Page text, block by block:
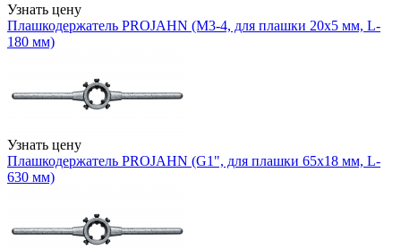
Узнать цену
Плашкодержатель PROJAHN (М3-4, для плашки 20х5 мм, L-
180 мм)
Узнать цену
Плашкодержатель PROJAHN (G1", для плашки 65х18 мм, L-
630 мм)